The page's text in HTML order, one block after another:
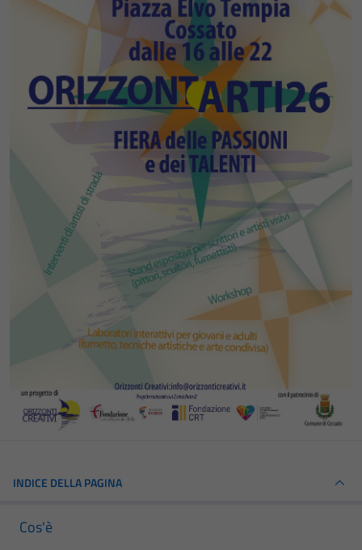
INDICE DELLA PAGINA
Cos'è